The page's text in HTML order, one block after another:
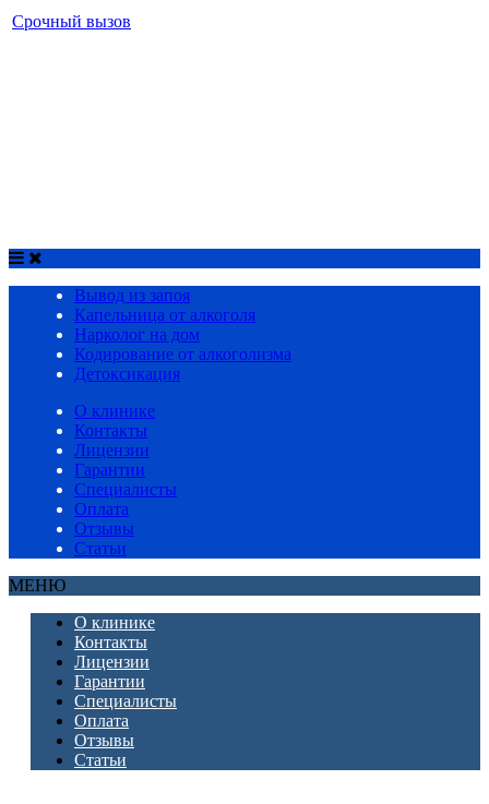
Срочный вызов
Вывод из запоя
Капельница от алкоголя
Нарколог на дом
Кодирование от алкоголизма
Детоксикация
О клинике
Контакты
Лицензии
Гарантии
Специалисты
Оплата
Отзывы
Статьи
МЕНЮ
О клинике
Контакты
Лицензии
Гарантии
Специалисты
Оплата
Отзывы
Статьи